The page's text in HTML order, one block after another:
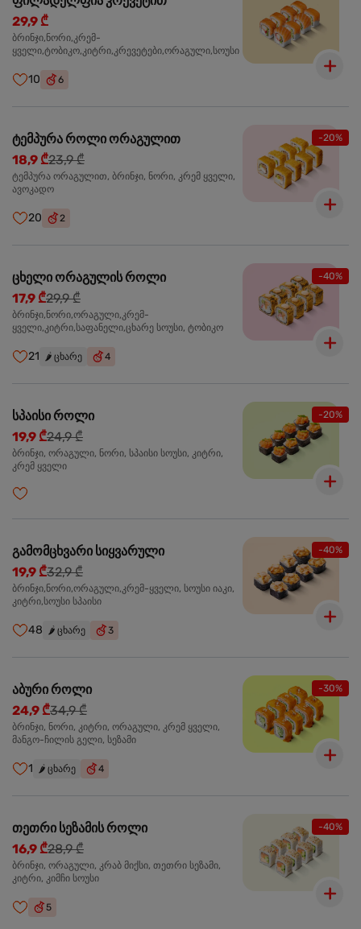
29,9 ₾
ბრინჯი,ნორი,კრემ-
ყველი,ტობიკო,კიტრი,კრევეტები,ორაგული,სოუსი
10 6
-20%
ტემპურა როლი ორაგულით
18,9 ₾23,9 ₾
ტემპურა ორაგულით, ბრინჯი, ნორი, კრემ ყველი,
ავოკადო
20 2
-40%
ცხელი ორაგულის როლი
17,9 ₾29,9 ₾
ბრინჯი,ნორი,ორაგული,კრემ-
ყველი,კიტრი,საფანელი,ცხარე სოუსი, ტობიკო
21 🌶️ ცხარე 4
-20%
სპაისი როლი
19,9 ₾24,9 ₾
ბრინჯი, ორაგული, ნორი, სპაისი სოუსი, კიტრი,
კრემ ყველი
-40%
გამომცხვარი სიყვარული
19,9 ₾32,9 ₾
ბრინჯი,ნორი,ორაგული,კრემ-ყველი, სოუსი იაკი,
კიტრი,სოუსი სპაისი
48 🌶️ ცხარე 3
-30%
აბური როლი
24,9 ₾34,9 ₾
ბრინჯი, ნორი, კიტრი, ორაგული, კრემ ყველი,
მანგო-ჩილის გელი, სეზამი
1 🌶️ ცხარე 4
-40%
თეთრი სეზამის როლი
16,9 ₾28,9 ₾
ბრინჯი, ორაგული, კრაბ მიქსი, თეთრი სეზამი,
კიტრი, კიმჩი სოუსი
5